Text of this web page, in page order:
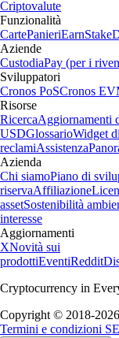
Criptovalute
Funzionalità
CartePanieriEarnStake
Aziende
CustodiaPay (per i
Sviluppatori
Cronos PoSCronos
Risorse
RicercaAggiornamenti
USDGlossarioWidget
reclamiAssistenza
Azienda
Chi siamoPiano di
riservaAffiliazione
assetSostenibilità
interesse
Aggiornamenti
XNovità sui
prodottiEventiReddit
Cryptocurrency in
Copyright © 2018-
Termini e condizioni